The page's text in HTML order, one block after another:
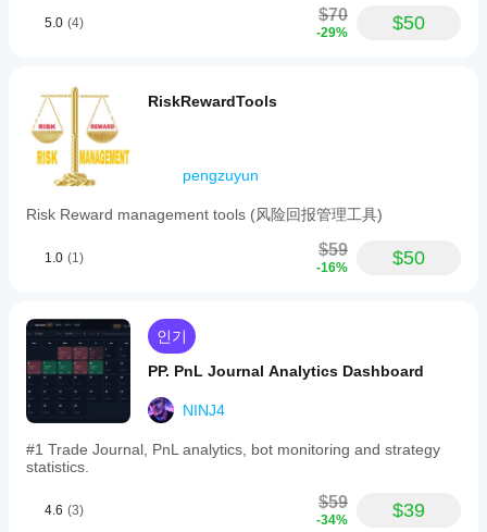
소
세
요!
있
다.
있습니
구, 서
이스 요
소를 추
가하여
cTrader
플랫폼
을 확장
러
은
데
이
터
를
떻
사
나
요?
플
러
그
은
그
능
5.0 (4) $70
-29% $50
RiskRewardTools
pengzuyun
Risk Reward management tools (风险回报管理工具)
1.0 (1) $59
-16% $50
인기
PP. PnL Journal Analytics Dashboard
NINJ4
#1 Trade Journal, PnL analytics, bot monitoring and strategy
statistics.
4.6 (3) $59
-34% $39